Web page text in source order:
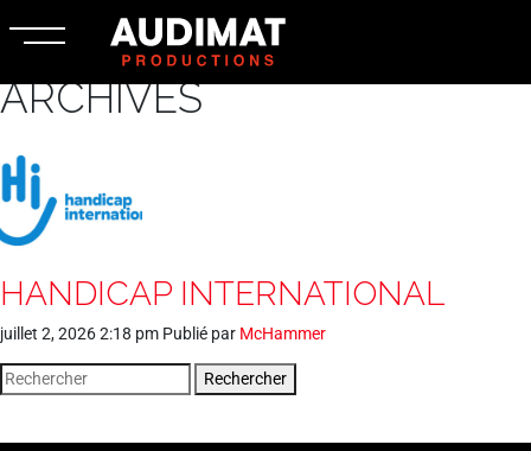
ARCHIVES
HANDICAP INTERNATIONAL
juillet 2, 2026 2:18 pm Publié par McHammer
Rechercher